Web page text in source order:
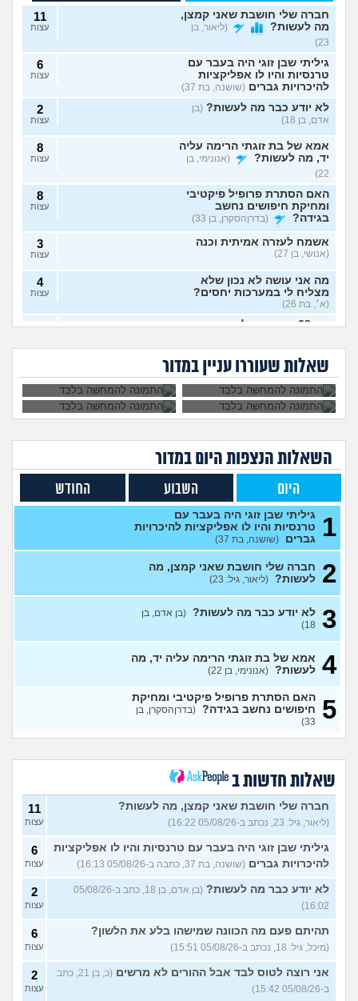
חברה שלי חושבת שאני קמצן,
מה לעשות?
(ליאור, בן
23)
11
עצות
גיליתי שבן זוגי היה בעבר עם
טרנסיות והיו לו אפליקציות
להיכרויות גברים (שושנה, בת 37)
6
עצות
לא יודע כבר מה לעשות? (בן
אדם, בן 18)
2
עצות
אמא של בת זוגתי הרימה עליה
יד, מה לעשות?
(אנונימי, בן
22)
8
עצות
האם הסתרת פרופיל פיקטיבי
ומחיקת חיפושים נחשב
בגידה?
(בדרןהסקרן, בן 33)
8
עצות
אשמח לעזרה אמיתית וכנה
(אנושי, בן 27)
3
עצות
מה אני עושה לא נכון שלא
מצליח לי במערכות יחסים?
(א׳, בת 26)
4
עצות
בת 28 ואף פעם לא הייתי
בדייט ראשון?
(רווקה, בת 28)
6
אקסית מתנהגת מוזר?
(אנונימי,
בן 33)
3
עצות
בחיים לא הייתי בזוגיות ואני לא
יודע איך. איך נכנסים לזוגיות
7
לתת לה זמן ולהשאיר המצב
כמו שהוא? (Flo-T, בן 41) עצות
לעשות קרחת ולשים פאה
(אנונימי, בן 20)
4
מבואס שלא היה לי אומץ
להתחיל עם מישהי שהיא בול
(אנונימי, בן 25)
עצות
בחורה אובססיבית מה לעשות?
מתכננת חתונה ראשונה, יש
לכם עצות?
האם מה שאני מרגיש זה הגיוני
ותקין?
(לירון, בן 31)
איך להתגבר על רצון לקשר
לפני הזמן?
(אנונימית, בת 21)
הבילויים, זה מוריד לכם?
(לחם ושעשועים, בן 36)
13
כשרבתי עם בת הזוג שלי,
דחפתי אותה מתוך כעס. איך
להתמודד?
(אלכס, שם בדוי, בן
40)
13
עצות
איך להסביר לה שאני רוצה
להיפרד?
(עידן, בן 27)
20
עצות
בעיות ביני לבית הזוג, מה
לעשות?
6
עצות
לא משלמת בדייטים
(אלי, בן
29)
9
עצות
יוצאת איתו היום לדייט ראשון 3
עצות
שאלות שעוררו עניין במדור
אבא של בעלי מסתכל
מה לעשות?
האם להתגרש בשביל
ריגוש?
העובדה שאשתי
הרימה עליי ידיים?
השאלות הנצפות היוםבמדור
היום השבוע החודש
1
גיליתי שבן זוגי היה בעבר עם
טרנסיות והיו לו אפליקציות להיכרויות
גברים (שושנה, בת 37)
2
חברה שלי חושבת שאני קמצן, מה
לעשות? (ליאור, גיל: 23)
3 לא יודע כבר מה לעשות? (בן אדם, בן
18)
4 אמא של בת זוגתי הרימה עליה יד, מה
לעשות? (אנונימי, בן 22)
5 האם הסתרת פרופיל פיקטיבי ומחיקת
חיפושים נחשב בגידה? (בדרןהסקרן, בן
33)
שאלות חדשות ב
חברה שלי חושבת שאני קמצן, מה לעשות?
(ליאור, גיל: 23, נכתב ב-05/08/26 16:22)
11
עצות
גיליתי שבן זוגי היה בעבר עם טרנסיות והיו לו אפליקציות
להיכרויות גברים (שושנה, בת 37, כתבה ב-05/08/26 16:13)
6
עצות
לא יודע כבר מה לעשות?
(בן אדם, בן 18, כתב ב-05/08/26
16:02)
2
עצות
תהיתם פעם מה הכוונה שמישהו בלע את הלשון?
(מיכל, גיל: 18, נכתב ב-05/08/26 15:51)
6
עצות
אני רוצה לטוס לבד אבל ההורים לא מרשים
(כ, בן 21, כתב
ב-05/08/26 15:42)
2
עצות